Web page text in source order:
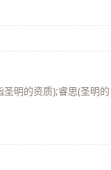
明的资质);睿思(圣明的